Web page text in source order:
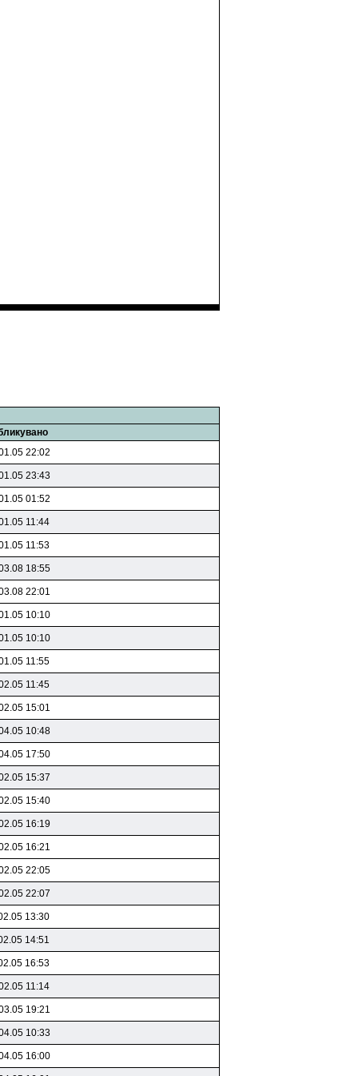
22:02
23:43
01:52
11:44
11:53
18:55
22:01
10:10
10:10
11:55
11:45
15:01
10:48
17:50
15:37
15:40
16:19
16:21
22:05
22:07
13:30
14:51
16:53
11:14
19:21
10:33
16:00